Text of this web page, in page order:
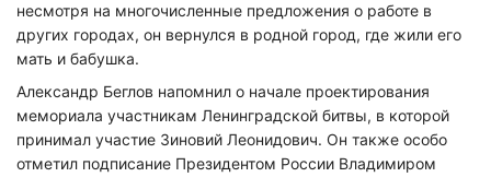
несмотря на многочисленные предложения о работе в
других городах, он вернулся в родной город, где жили его
мать и бабушка.
Александр Беглов напомнил о начале проектирования
мемориала участникам Ленинградской битвы, в которой
принимал участие Зиновий Леонидович. Он также особо
отметил подписание Президентом России Владимиром